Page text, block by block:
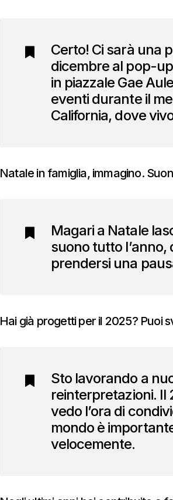
Certo! Ci sarà una
dicembre al pop-
in piazzale Gae
eventi durante il
California, dove
Natale in famiglia, immagino.
Magari a Natale
suono tutto
prendersi una
Hai già progetti per il 2025? Puoi
Sto lavorando a
reinterpretazioni. Il
vedo l’ora di
mondo è
velocemente.